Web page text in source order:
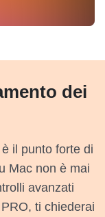
dei
il punto forte di
Mac non è mai
avanzati
ti chiederai